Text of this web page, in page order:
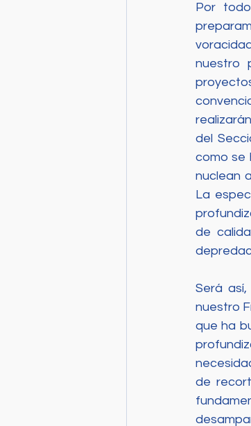
Por
nuestro
del
como se
nuclean
La
de
Será
nuestro
que ha
de